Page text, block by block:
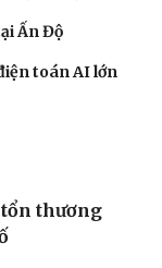
huy hiệu quả
văn hóa đến